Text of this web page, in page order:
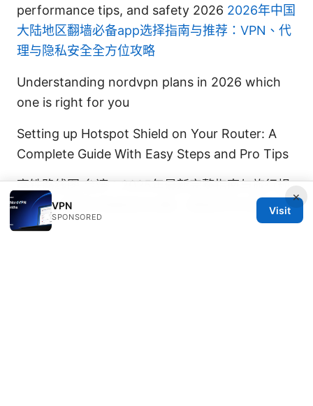
performance tips, and safety 2026 2026年中国
大陆地区翻墙必备app选择指南与推荐：VPN、代
理与隐私安全全方位攻略
Understanding nordvpn plans in 2026 which
one is right for you
Setting up Hotspot Shield on Your Router: A
Complete Guide With Easy Steps and Pro Tips
高铁路线图 台湾：2025年最新完整指南与旅行规
划 VPN 使用与网络安全攻略，跨境访问与隐私保
护
×
VPN
SPONSORED
Visit